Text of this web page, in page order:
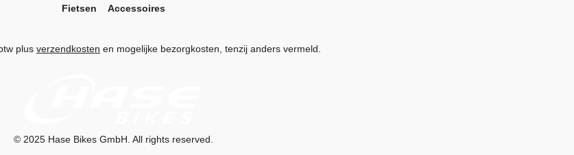
Fietsen Accessoires
plus verzendkosten en mogelijke bezorgkosten, tenzij anders vermeld.
© 2025 Hase Bikes GmbH. All rights reserved.